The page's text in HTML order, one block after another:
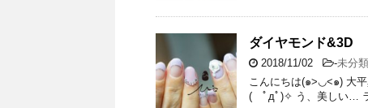
ダイヤモンド&3D
2018/11/02 -未分類
こんにちは(๑>◡<๑) 大
( ﾟдﾟ)✧ う、美しい… ラ